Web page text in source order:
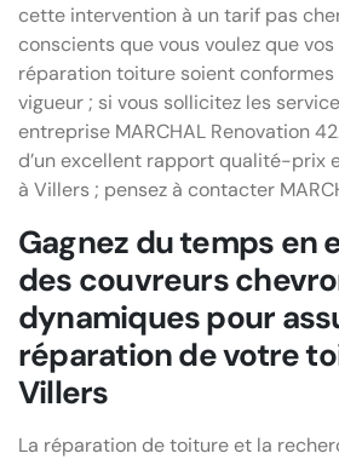
cette intervention à un tarif pas
conscients que vous voulez que
réparation toiture soient conformes
vigueur ; si vous sollicitez les
entreprise MARCHAL Renovation
d’un excellent rapport qualité-prix
à Villers ; pensez à contacter
Gagnez du temps en
des couvreurs
dynamiques pour
réparation de votre
Villers
La réparation de toiture et la